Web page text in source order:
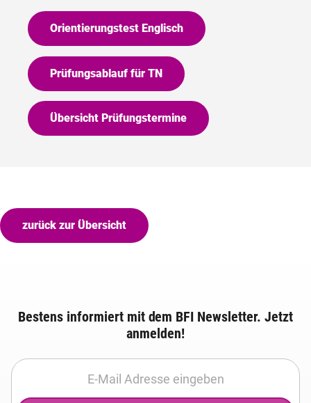
Orientierungstest Englisch
Prüfungsablauf für TN
Übersicht Prüfungstermine
zurück zur Übersicht
Bestens informiert mit dem BFI Newsletter. Jetzt
anmelden!